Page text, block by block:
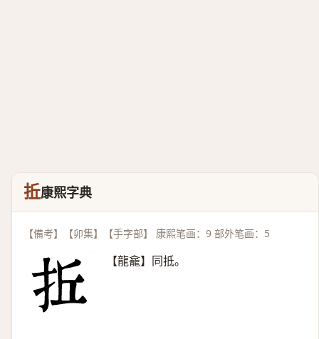
拞康熙字典
【備考】【卯集】【手字部】 康熙笔画：9 部外笔画：5
【龍龕】同抵。